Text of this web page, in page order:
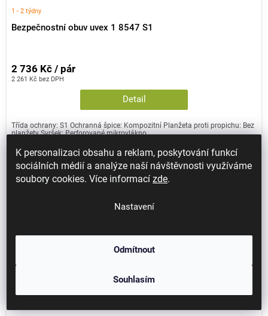
K personalizaci obsahu a reklam, poskytování funkcí
sociálních médií a analýze naší návštěvnosti využíváme
soubory cookies. Více informacízde.
Nastavení
Odmítnout
Souhlasím
Bezpečnostní obuv uvex 1 8547 S1
1 - 2 týdny
2 261 Kč bez DPH
2 736 Kč / pár
Detail
Třída ochrany: S1 Ochranná špice: Kompozitní Planžeta proti propichu: Bez
planžety Svršek: Perforované mikrovlákno...